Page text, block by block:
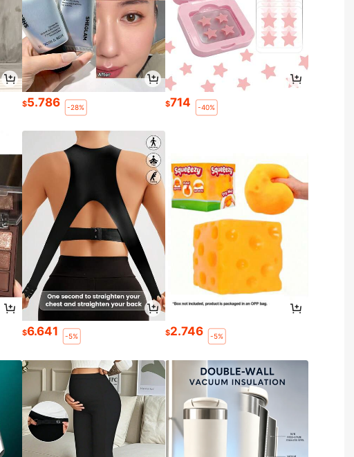
$5.786 -28% $714 -40%
$6.641 -5% $2.746 -5%